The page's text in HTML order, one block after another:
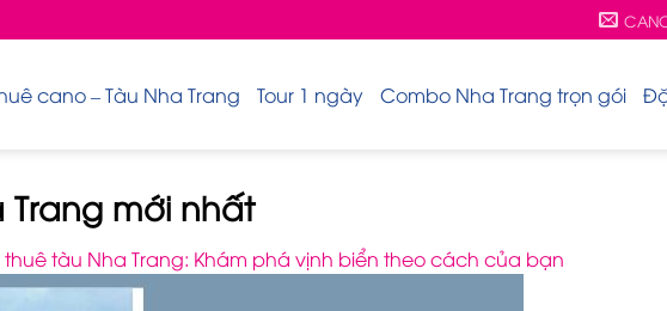
cano – Tàu Nha Trang Tour 1 ngày Combo Nha Trang trọn gói
mới nhất
tàu Nha Trang: Khám phá vịnh biển theo cách của bạn